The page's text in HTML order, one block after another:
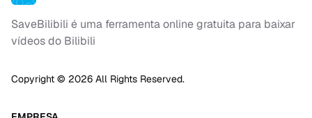
SaveBilibili é uma ferramenta online gratuita para baixar
vídeos do Bilibili
Copyright © 2026 All Rights Reserved.